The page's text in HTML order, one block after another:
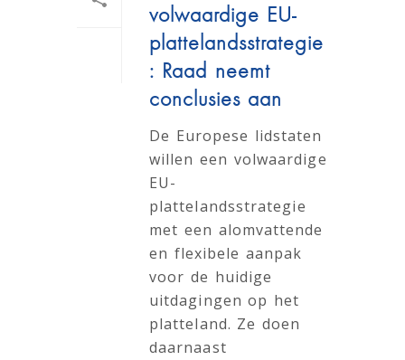
volwaardige EU-
plattelandsstrategie
: Raad neemt
conclusies aan
De Europese lidstaten
willen een volwaardige
EU-
plattelandsstrategie
met een alomvattende
en flexibele aanpak
voor de huidige
uitdagingen op het
platteland. Ze doen
daarnaast